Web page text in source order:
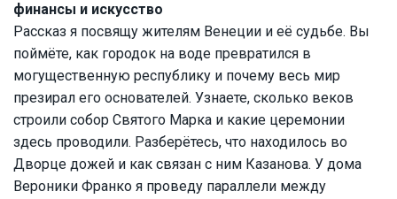
финансы и искусство
Рассказ я посвящу жителям Венеции и её судьбе. Вы
поймёте, как городок на воде превратился в
могущественную республику и почему весь мир
презирал его основателей. Узнаете, сколько веков
строили собор Святого Марка и какие церемонии
здесь проводили. Разберётесь, что находилось во
Дворце дожей и как связан с ним Казанова. У дома
Вероники Франко я проведу параллели между